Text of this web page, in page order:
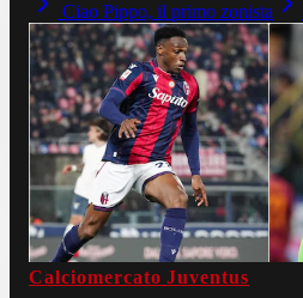
Ciao Pippo, il primo zonista
Calciomercato Juventus